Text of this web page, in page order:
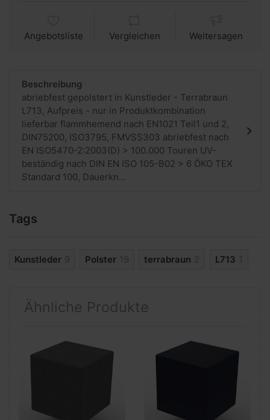
Angebotsliste Vergleichen Weitersagen
Beschreibung
abriebfest gepolstert in Kunstleder - Terrabraun
L713, Aufpreis - nur in Produktkombination
lieferbar flammhemend nach EN1021 Teil1 und 2,
DIN75200, ISO3795, FMVSS303 abriebfest nach
EN ISO5470-2:2003(D) > 100.000 Touren UV-
beständig nach DIN EN ISO 105-B02 > 6 ÖKO TEX
Standard 100, Dauerkn...
Tags
Kunstleder 9 Polster 19 terrabraun 2 L713 1
Ähnliche Produkte